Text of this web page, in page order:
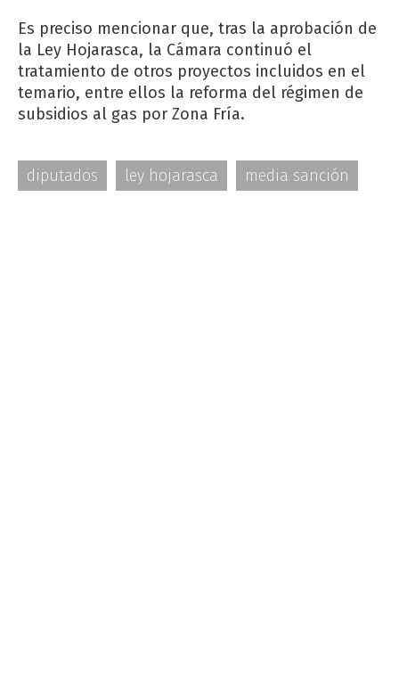
Es preciso mencionar que, tras la aprobación de
la Ley Hojarasca, la Cámara continuó el
tratamiento de otros proyectos incluidos en el
temario, entre ellos la reforma del régimen de
subsidios al gas por Zona Fría.
diputados ley hojarasca media sanción